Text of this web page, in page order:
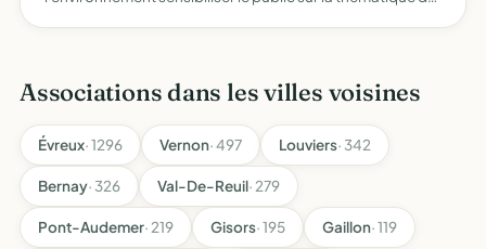
Associations dans les villes voisines
Évreux· 1296 Vernon· 497 Louviers· 342
Bernay· 326 Val-De-Reuil· 279
Pont-Audemer· 219 Gisors· 195 Gaillon· 119